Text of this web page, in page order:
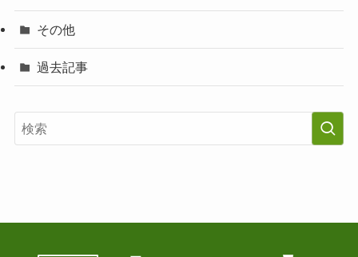
その他
過去記事